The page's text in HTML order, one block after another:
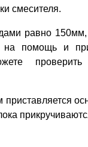
смесителя.
равно 150мм,
на помощь и
проверить
приставляется